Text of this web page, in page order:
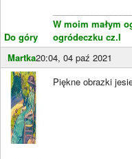
Do góry
W moim małym
ogródeczku cz.I
Martka20:04, 04 paź 2021
Piękne obrazki